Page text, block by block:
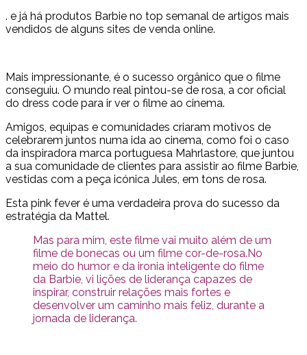
. e já há produtos Barbie no top semanal de artigos mais
vendidos de alguns sites de venda online.
Mais impressionante, é o sucesso orgânico que o filme
conseguiu. O mundo real pintou-se de rosa, a cor oficial
do dress code para ir ver o filme ao cinema.
Amigos, equipas e comunidades criaram motivos de
celebrarem juntos numa ida ao cinema, como foi o caso
da inspiradora marca portuguesa Mahrlastore, que juntou
a sua comunidade de clientes para assistir ao filme Barbie,
vestidas com a peça icónica Jules, em tons de rosa.
Esta pink fever é uma verdadeira prova do sucesso da
estratégia da Mattel.
Mas para mim, este filme vai muito além de um
filme de bonecas ou um filme cor-de-rosa.No
meio do humor e da ironia inteligente do filme
da Barbie, vi lições de liderança capazes de
inspirar, construir relações mais fortes e
desenvolver um caminho mais feliz, durante a
jornada de liderança.